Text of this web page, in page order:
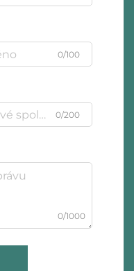
0/100
0/200
0/1000